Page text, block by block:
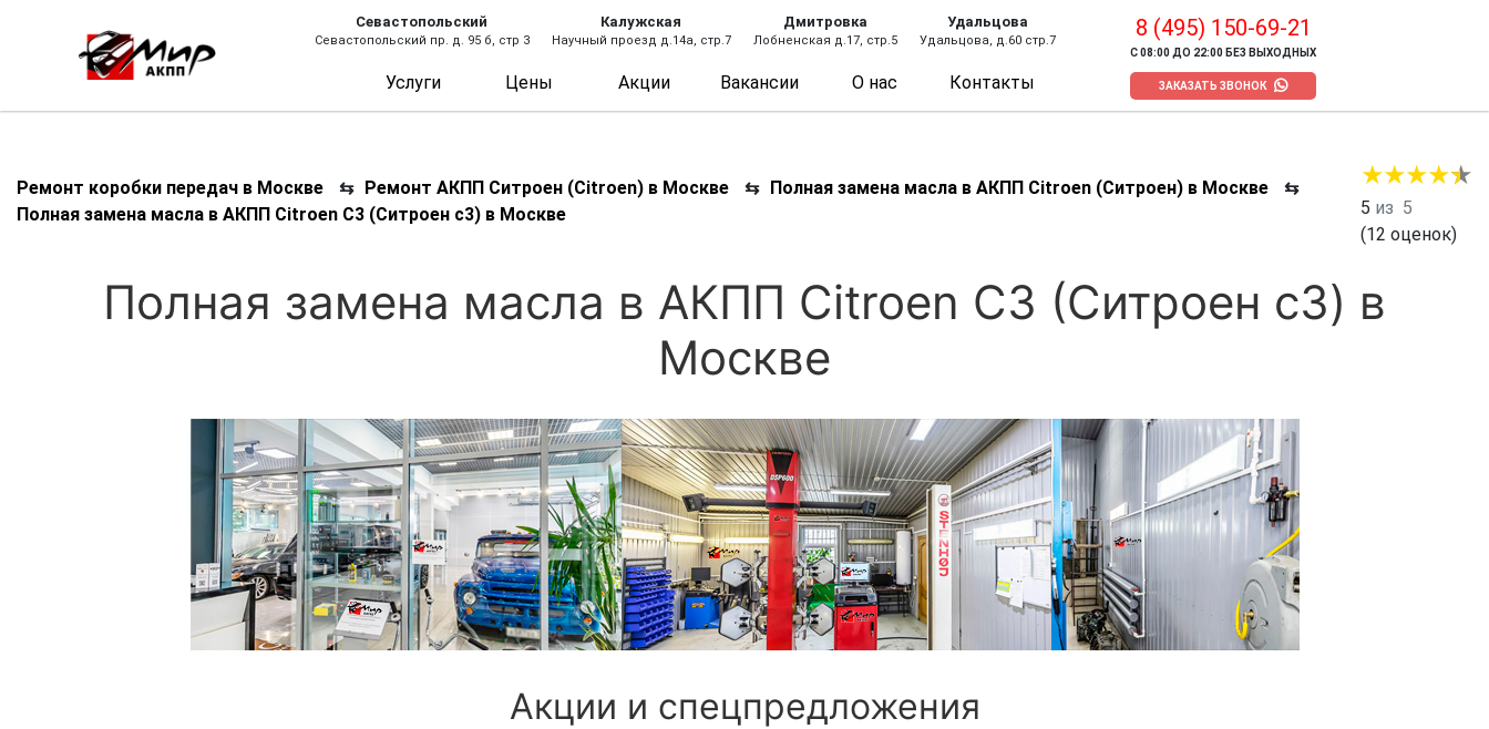
Севастопольский
Севастопольский пр. д. 95 б, стр 3
Калужская
Научный проезд д.14а, стр.7
Дмитровка
Лобненская д.17, стр.5
Удальцова
Удальцова, д.60 стр.7
Услуги Цены Акции Вакансии О нас Контакты
8 (495) 150-69-21
С 08:00 ДО 22:00 БЕЗ ВЫХОДНЫХ
ЗАКАЗАТЬ ЗВОНОК
Ремонт коробки передач в Москве ⇆ Ремонт АКПП Ситроен (Citroen) в Москве ⇆ Полная замена масла в АКПП Citroen (Ситроен) в Москве
⇆
Полная замена масла в АКПП Citroen C3 (Ситроен с3) в Москве
5 из 5
(12 оценок)
Полная замена масла в АКПП Citroen C3 (Ситроен с3) в
Москве
Акции и спецпредложения